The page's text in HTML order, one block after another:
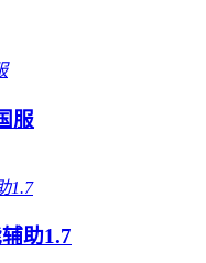
服
助1.7